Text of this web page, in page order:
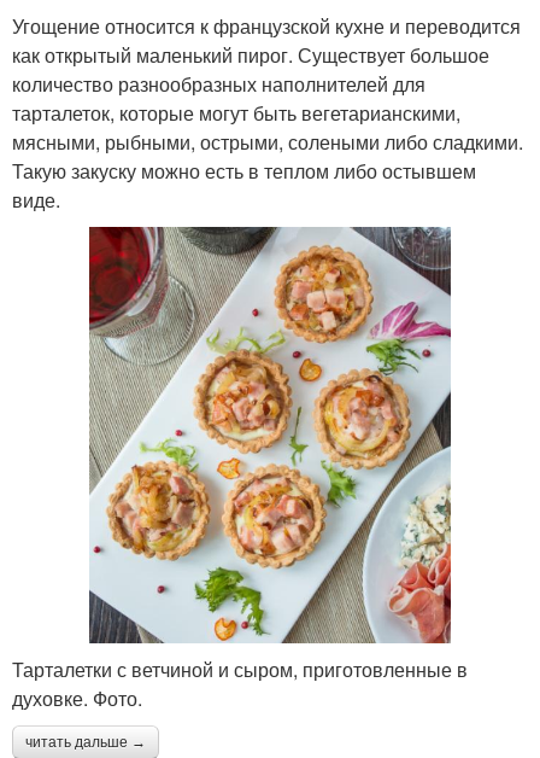
Угощение относится к французской кухне и переводится
как открытый маленький пирог. Существует большое
количество разнообразных наполнителей для
тарталеток, которые могут быть вегетарианскими,
мясными, рыбными, острыми, солеными либо сладкими.
Такую закуску можно есть в теплом либо остывшем
виде.
Тарталетки с ветчиной и сыром, приготовленные в
духовке. Фото.
читать дальше →